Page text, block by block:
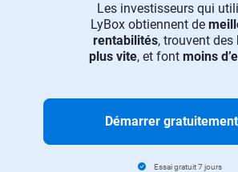
Les investisseurs qui
LyBox obtiennent de
rentabilités, trouvent des
plus vite, et font moins
Démarrer gratuitement
Essai gratuit 7 jours